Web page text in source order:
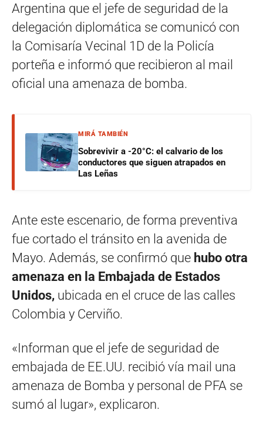
Argentina que el jefe de seguridad de la
delegación diplomática se comunicó con
la Comisaría Vecinal 1D de la Policía
porteña e informó que recibieron al mail
oficial una amenaza de bomba.
MIRÁ TAMBIÉN
Sobrevivir a -20°C: el calvario de los
conductores que siguen atrapados en
Las Leñas
Ante este escenario, de forma preventiva
fue cortado el tránsito en la avenida de
Mayo. Además, se confirmó que hubo otra
amenaza en la Embajada de Estados
Unidos, ubicada en el cruce de las calles
Colombia y Cerviño.
«Informan que el jefe de seguridad de
embajada de EE.UU. recibió vía mail una
amenaza de Bomba y personal de PFA se
sumó al lugar», explicaron.